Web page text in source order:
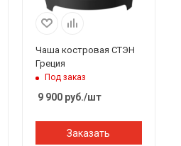
Чаша костровая СТЭН
Греция
Под заказ
9 900руб./шт
Заказать